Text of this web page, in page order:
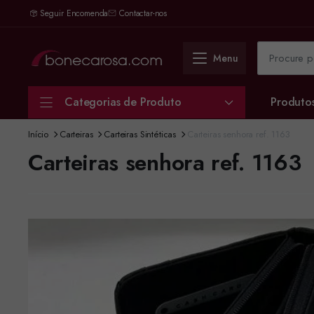
Seguir Encomenda Contactar-nos
Menu
Categorias de Produto
Início Carteiras Carteiras Sintéticas
Carteiras senhora ref. 1163